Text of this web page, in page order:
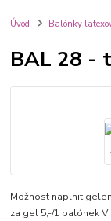
Úvod Balónky
BAL 28 -
Možnost naplnit
za gel 5,-/1 balónek